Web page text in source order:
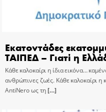
Εκατοντάδες
ΤΑΙΠΕΔ – Γιατί η
Κάθε καλοκαίρι η ίδια εικόνα…
ανθρώπινες ζωές. Κάθε καλοκαίρι η
AntiNero ως τη[…]